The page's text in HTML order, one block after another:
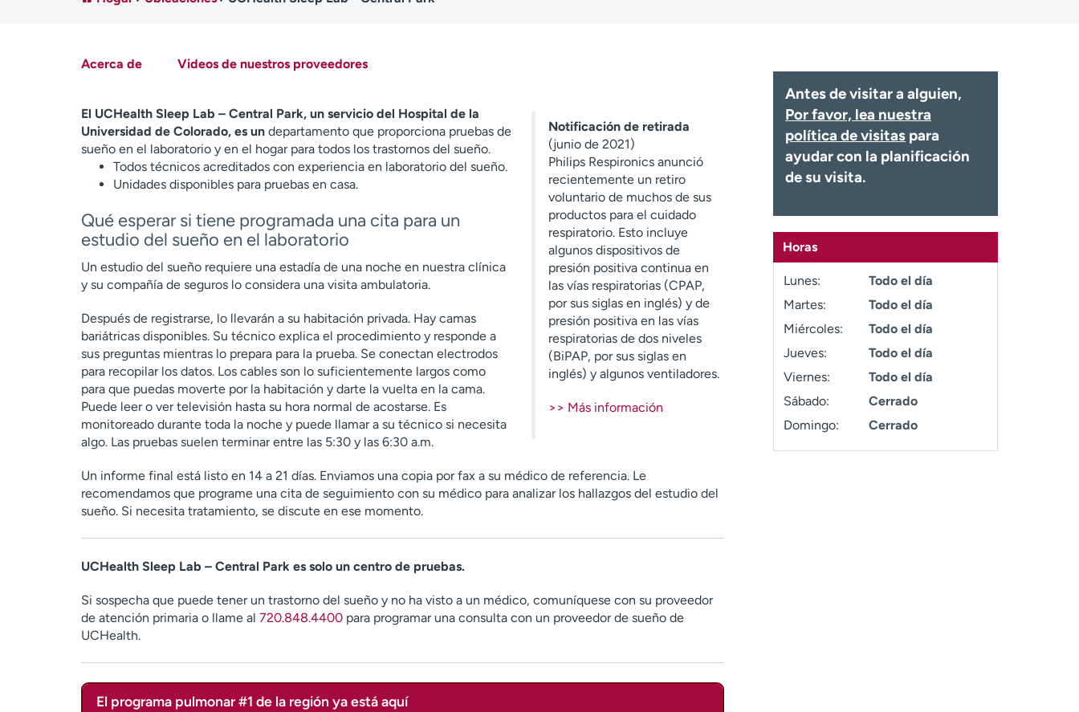
Acerca de Videos de nuestros proveedores
Antes de visitar a alguien,
Por favor, lea nuestra
política de visitas para
ayudar con la planificación
de su visita.
Horas
Lunes:
Todo el día
Martes:
Todo el día
Miércoles:
Todo el día
Jueves:
Todo el día
Viernes:
Todo el día
Sábado:
Cerrado
Domingo:
Cerrado
Notificación de retirada
(junio de 2021)
Philips Respironics anunció
recientemente un retiro
voluntario de muchos de sus
productos para el cuidado
respiratorio. Esto incluye
algunos dispositivos de
presión positiva continua en
las vías respiratorias (CPAP,
por sus siglas en inglés) y de
presión positiva en las vías
respiratorias de dos niveles
(BiPAP, por sus siglas en
inglés) y algunos ventiladores.
>> Más información
El UCHealth Sleep Lab – Central Park, un servicio del Hospital de la
Universidad de Colorado, es undepartamento que proporciona pruebas de
sueño en el laboratorio y en el hogar para todos los trastornos del sueño.
Todos técnicos acreditados con experiencia en laboratorio del sueño.
Unidades disponibles para pruebas en casa.
Qué esperar si tiene programada una cita para un
estudio del sueño en el laboratorio
Un estudio del sueño requiere una estadía de una noche en nuestra clínica
y su compañía de seguros lo considera una visita ambulatoria.
Después de registrarse, lo llevarán a su habitación privada. Hay camas
bariátricas disponibles. Su técnico explica el procedimiento y responde a
sus preguntas mientras lo prepara para la prueba. Se conectan electrodos
para recopilar los datos. Los cables son lo suficientemente largos como
para que puedas moverte por la habitación y darte la vuelta en la cama.
Puede leer o ver televisión hasta su hora normal de acostarse. Es
monitoreado durante toda la noche y puede llamar a su técnico si necesita
algo. Las pruebas suelen terminar entre las 5:30 y las 6:30 a.m.
Un informe final está listo en 14 a 21 días. Enviamos una copia por fax a su médico de referencia. Le
recomendamos que programe una cita de seguimiento con su médico para analizar los hallazgos del estudio del
sueño. Si necesita tratamiento, se discute en ese momento.
UCHealth Sleep Lab – Central Park es solo un centro de pruebas.
Si sospecha que puede tener un trastorno del sueño y no ha visto a un médico, comuníquese con su proveedor
de atención primaria o llame al 720.848.4400para programar una consulta con un proveedor de sueño de
UCHealth.
El programa pulmonar #1 de la región ya está aquí